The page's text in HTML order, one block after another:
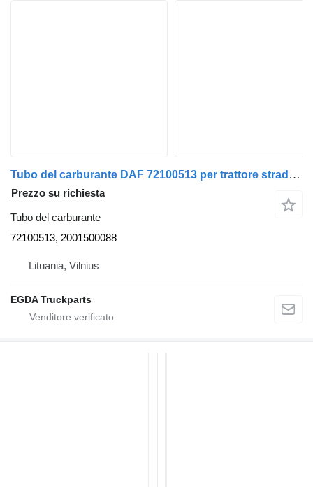
Tubo del carburante DAF 72100513 per trattore stradale DAF
Prezzo su richiesta
Tubo del carburante
72100513, 2001500088
Lituania, Vilnius
EGDA Truckparts